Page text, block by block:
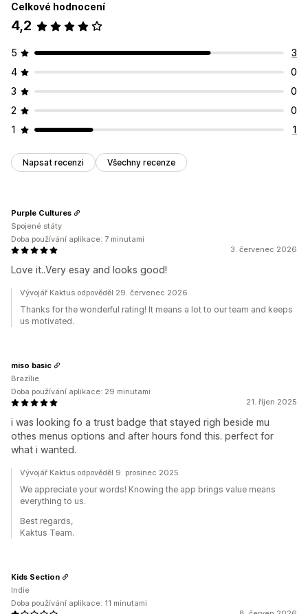
Styl Velikost
Nahrání souboru
Responzivní design pro mobilní zařízení
Pozice ikon
Ruční pozice Oznamovací lišta Vlastní stránky
Stránka košíku Stránky kolekcí Zápatí Záhlaví
Hlavní sekce Domovská stránka Vstupní stránky
Stránky produktů Stránka vyhledávání
Celkové hodnocení
4,2
5
3
4
0
3
0
2
0
1
1
Napsat recenzi Všechny recenze
3. červenec 2026
Love it..Very esay and looks good!
Purple Cultures
Spojené státy
Doba používání aplikace: 7 minutami
Vývojář Kaktus odpověděl 29. červenec 2026
Thanks for the wonderful rating! It means a lot to our team and keeps
us motivated.
21. říjen 2025
i was looking fo a trust badge that stayed righ beside mu
othes menus options and after hours fond this. perfect for
what i wanted.
miso basic
Brazílie
Doba používání aplikace: 29 minutami
Vývojář Kaktus odpověděl 9. prosinec 2025
We appreciate your words! Knowing the app brings value means
everything to us.
Best regards,
Kaktus Team.
Kids Section
Indie
Doba používání aplikace: 11 minutami